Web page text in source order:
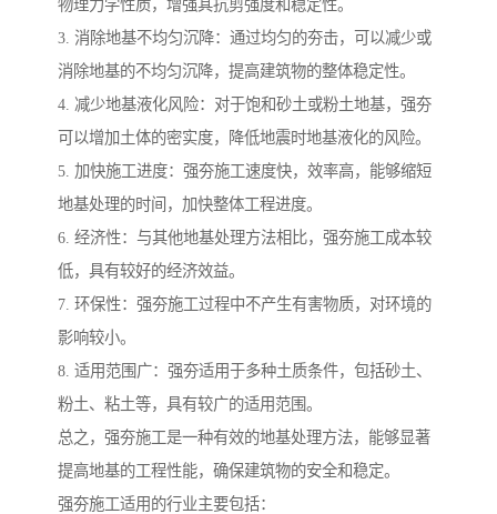
物理力学性质，增强其抗剪强度和稳定性。
3. 消除地基不均匀沉降：通过均匀的夯击，可以减少或
消除地基的不均匀沉降，提高建筑物的整体稳定性。
4. 减少地基液化风险：对于饱和砂土或粉土地基，强夯
可以增加土体的密实度，降低地震时地基液化的风险。
5. 加快施工进度：强夯施工速度快，效率高，能够缩短
地基处理的时间，加快整体工程进度。
6. 经济性：与其他地基处理方法相比，强夯施工成本较
低，具有较好的经济效益。
7. 环保性：强夯施工过程中不产生有害物质，对环境的
影响较小。
8. 适用范围广：强夯适用于多种土质条件，包括砂土、
粉土、粘土等，具有较广的适用范围。
总之，强夯施工是一种有效的地基处理方法，能够显著
提高地基的工程性能，确保建筑物的安全和稳定。
强夯施工适用的行业主要包括：